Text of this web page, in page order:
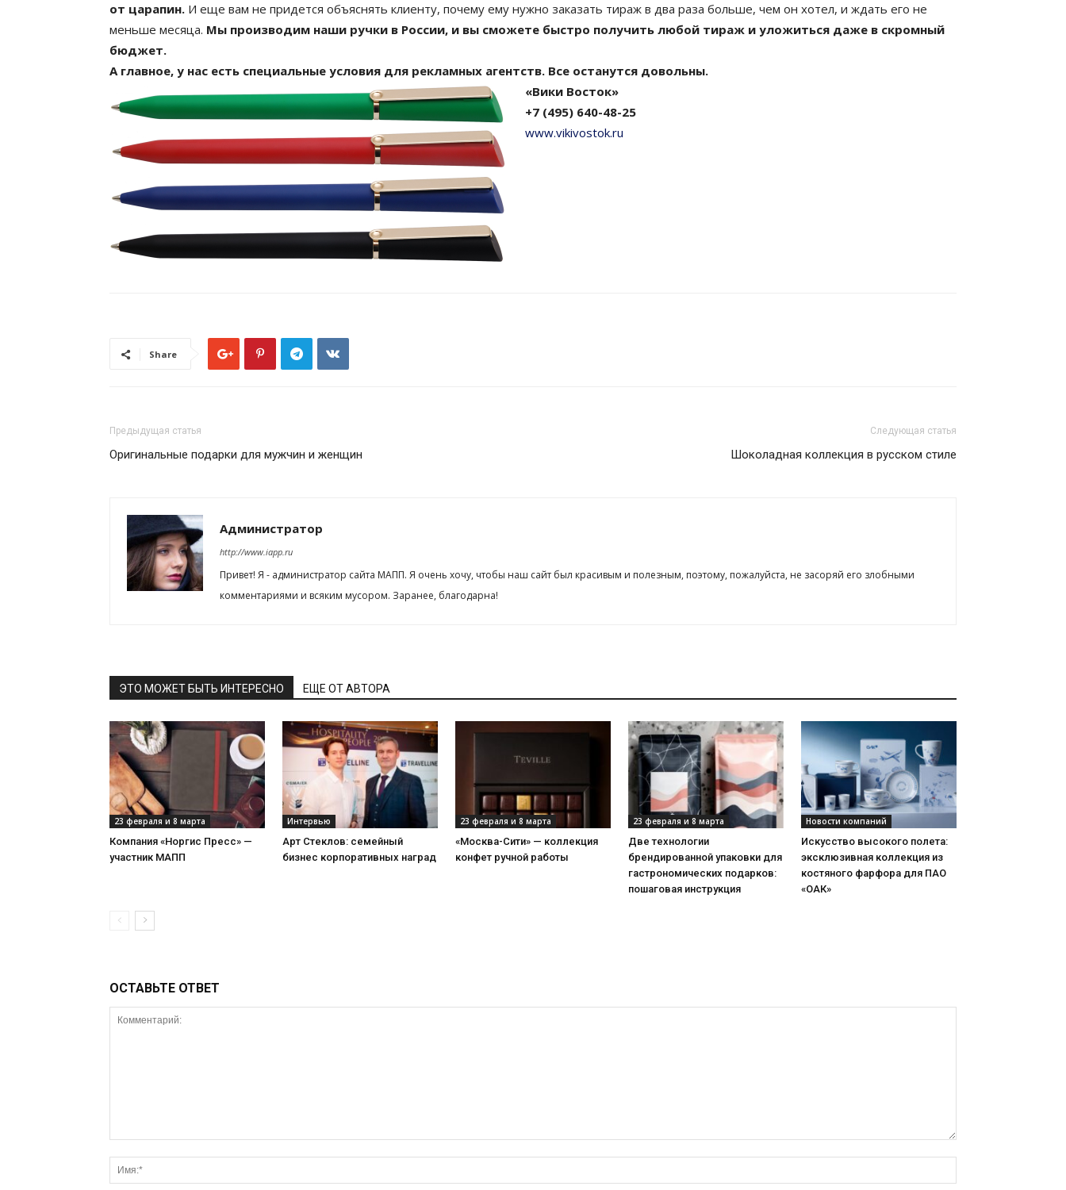
от царапин. И еще вам не придется объяснять клиенту, почему ему нужно заказать тираж в два раза больше, чем он хотел, и ждать его не
меньше месяца. Мы производим наши ручки в России, и вы сможете быстро получить любой тираж и уложиться даже в скромный
бюджет.
А главное, у нас есть специальные условия для рекламных агентств. Все останутся довольны.
«Вики Восток»
+7 (495) 640-48-25
www.vikivostok.ru
Share
Предыдущая статья
Оригинальные подарки для мужчин и женщин
Следующая статья
Шоколадная коллекция в русском стиле
Администратор
http://www.iapp.ru
Привет! Я - администратор сайта МАПП. Я очень хочу, чтобы наш сайт был красивым и полезным, поэтому, пожалуйста, не засоряй его злобными
комментариями и всяким мусором. Заранее, благодарна!
ЭТО МОЖЕТ БЫТЬ ИНТЕРЕСНО ЕЩЕ ОТ АВТОРА
23 февраля и 8 марта
Компания «Норгис Пресс» —
участник МАПП
Интервью
Арт Стеклов: семейный
бизнес корпоративных наград
23 февраля и 8 марта
«Москва-Сити» — коллекция
конфет ручной работы
23 февраля и 8 марта
Две технологии
брендированной упаковки для
гастрономических подарков:
пошаговая инструкция
Новости компаний
Искусство высокого полета:
эксклюзивная коллекция из
костяного фарфора для ПАО
«ОАК»
ОСТАВЬТЕ ОТВЕТ